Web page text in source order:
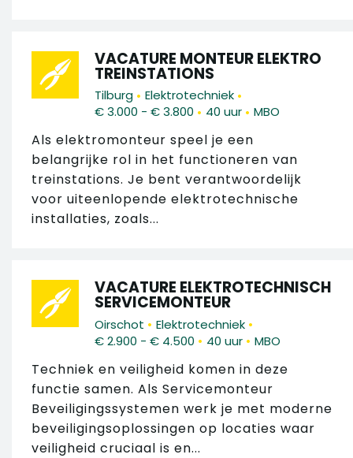
VACATURE MONTEUR ELEKTRO
TREINSTATIONS
Tilburg • Elektrotechniek •
€ 3.000 - € 3.800 • 40 uur • MBO
Als elektromonteur speel je een
belangrijke rol in het functioneren van
treinstations. Je bent verantwoordelijk
voor uiteenlopende elektrotechnische
installaties, zoals...
VACATURE ELEKTROTECHNISCH
SERVICEMONTEUR
Oirschot • Elektrotechniek •
€ 2.900 - € 4.500 • 40 uur • MBO
Techniek en veiligheid komen in deze
functie samen. Als Servicemonteur
Beveiligingssystemen werk je met moderne
beveiligingsoplossingen op locaties waar
veiligheid cruciaal is en...